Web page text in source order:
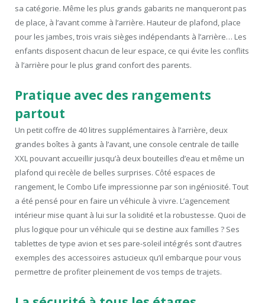
sa catégorie. Même les plus grands gabarits ne manqueront pas
de place, à l’avant comme à l’arrière. Hauteur de plafond, place
pour les jambes, trois vrais sièges indépendants à l’arrière… Les
enfants disposent chacun de leur espace, ce qui évite les conflits
à l’arrière pour le plus grand confort des parents.
Pratique avec des rangements
partout
Un petit coffre de 40 litres supplémentaires à l’arrière, deux
grandes boîtes à gants à l’avant, une console centrale de taille
XXL pouvant accueillir jusqu’à deux bouteilles d’eau et même un
plafond qui recèle de belles surprises. Côté espaces de
rangement, le Combo Life impressionne par son ingéniosité. Tout
a été pensé pour en faire un véhicule à vivre. L’agencement
intérieur mise quant à lui sur la solidité et la robustesse. Quoi de
plus logique pour un véhicule qui se destine aux familles ? Ses
tablettes de type avion et ses pare-soleil intégrés sont d’autres
exemples des accessoires astucieux qu’il embarque pour vous
permettre de profiter pleinement de vos temps de trajets.